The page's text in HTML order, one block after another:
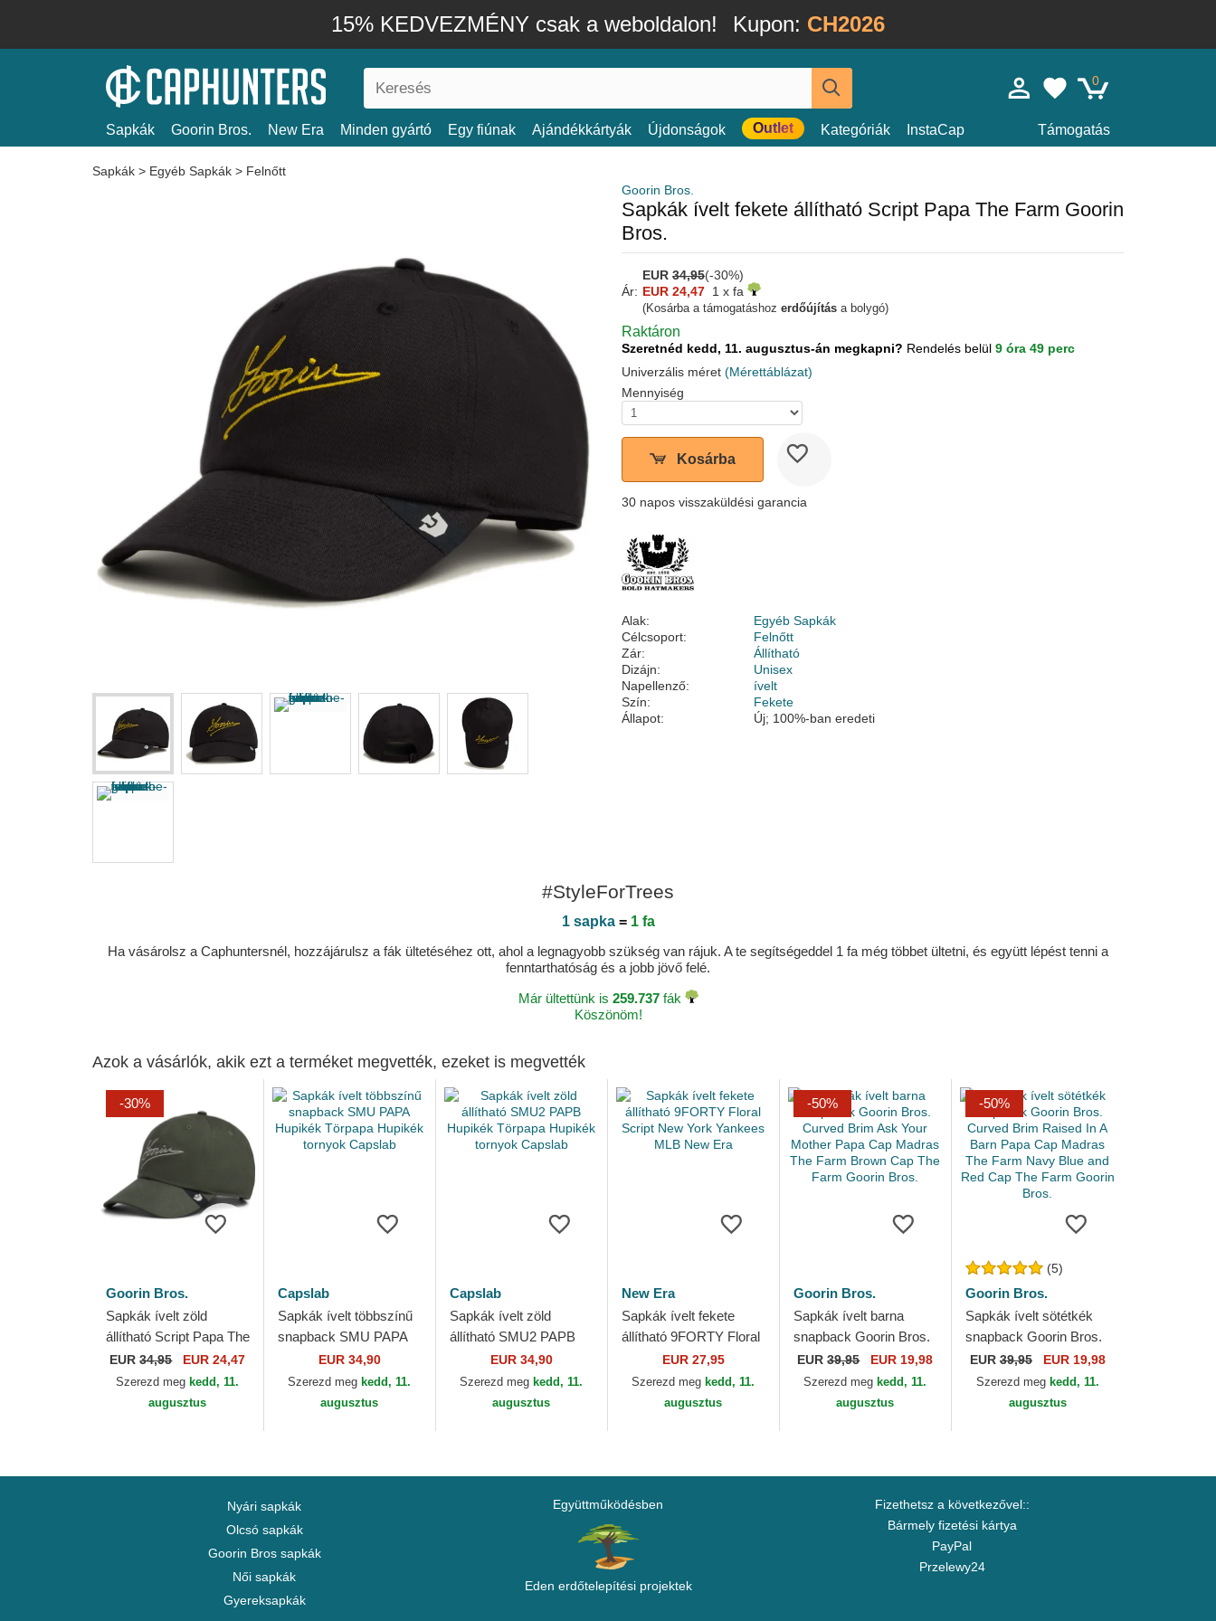
15% KEDVEZMÉNY csak a weboldalon! Kupon: CH2026
0
Sapkák Goorin Bros. New Era Minden gyártó Egy fiúnak Ajándékkártyák Újdonságok Outlet Kategóriák InstaCap Támogatás
Sapkák > Egyéb Sapkák > Felnőtt
Goorin Bros.
Sapkák ívelt fekete állítható Script Papa The Farm Goorin
Bros.
EUR 34,95(-30%)
Ár: EUR 24,47 1 x fa
(Kosárba a támogatáshoz erdőújítás a bolygó)
Raktáron
Szeretnéd kedd, 11. augusztus-án megkapni? Rendelés belül 9 óra 49 perc
Univerzális méret (Mérettáblázat)
Mennyiség
Kosárba
30 napos visszaküldési garancia
Alak:
Egyéb Sapkák
Célcsoport:
Felnőtt
Zár:
Állítható
Dizájn:
Unisex
Napellenző:
ívelt
Szín:
Fekete
Állapot:
Új; 100%-ban eredeti
#StyleForTrees
1 sapka= 1 fa
Ha vásárolsz a Caphuntersnél, hozzájárulsz a fák ültetéséhez ott, ahol a legnagyobb szükség van rájuk. A te segítségeddel 1 fa még többet ültetni, és együtt lépést tenni a
fenntarthatóság és a jobb jövő felé.
Már ültettünk is 259.737fák
Köszönöm!
Azok a vásárlók, akik ezt a terméket megvették, ezeket is megvették
-30%
Goorin Bros.
Sapkák ívelt zöld
állítható Script Papa The
Farm Goorin Bros.
EUR34,95 EUR 24,47
Szerezd meg kedd, 11.
augusztus
Capslab
Sapkák ívelt többszínű
snapback SMU PAPA
Hupikék Törpapa
Hupikék tornyok
Capslab
EUR 34,90
Szerezd meg kedd, 11.
augusztus
Capslab
Sapkák ívelt zöld
állítható SMU2 PAPB
Hupikék Törpapa
Hupikék tornyok
Capslab
EUR 34,90
Szerezd meg kedd, 11.
augusztus
New Era
Sapkák ívelt fekete
állítható 9FORTY Floral
Script New York
Yankees MLB New Era
EUR 27,95
Szerezd meg kedd, 11.
augusztus
-50%
Goorin Bros.
Sapkák ívelt barna
snapback Goorin Bros.
Curved Brim Ask Your
Mother Papa Cap
Madras The Farm...
EUR39,95 EUR 19,98
Szerezd meg kedd, 11.
augusztus
-50%
(5)
Goorin Bros.
Sapkák ívelt sötétkék
snapback Goorin Bros.
Curved Brim Raised In
A Barn Papa Cap
Madras The Farm...
EUR 39,95 EUR 19,98
Szerezd meg kedd, 11.
augusztus
Nyári sapkák
Olcsó sapkák
Goorin Bros sapkák
Női sapkák
Gyereksapkák
Együttműködésben
Eden erdőtelepítési projektek
Fizethetsz a következővel::
Bármely fizetési kártya
PayPal
Przelewy24